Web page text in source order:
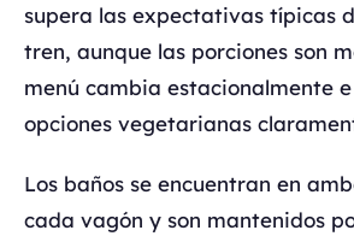
supera las expectativas típicas
tren, aunque las porciones son
menú cambia estacionalmente
opciones vegetarianas
Los baños se encuentran en
cada vagón y son mantenidos